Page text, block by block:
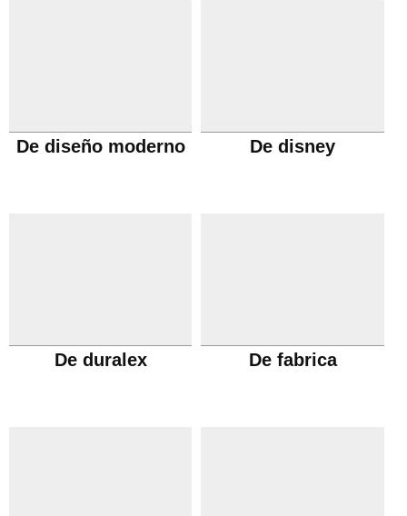
De diseño moderno De disney
De duralex De fabrica